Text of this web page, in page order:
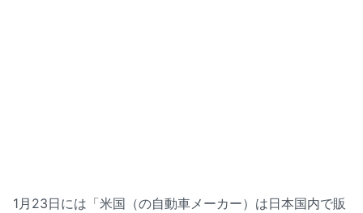
1月23日には「米国（の自動車メーカー）は日本国内で販